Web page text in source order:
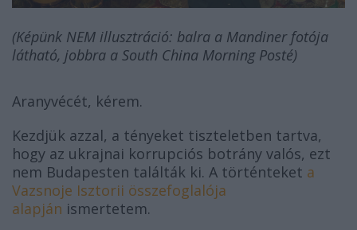
(Képünk NEM illusztráció: balra a Mandiner fotója
látható, jobbra a South China Morning Posté)
Aranyvécét, kérem.
Kezdjük azzal, a tényeket tiszteletben tartva,
hogy az ukrajnai korrupciós botrány valós, ezt
nem Budapesten találták ki. A történteket a
Vazsnoje Isztorii összefoglalója
alapján ismertetem.